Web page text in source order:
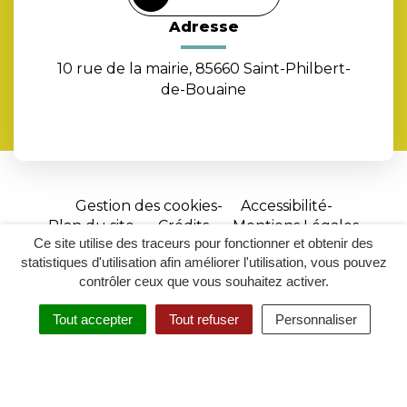
Ce site utilise des traceurs pour fonctionner et obtenir des
statistiques d'utilisation afin améliorer l'utilisation, vous pouvez
contrôler ceux que vous souhaitez activer.
Tout accepter Tout refuser Personnaliser
RECHERCHER
ACCESSIBILITÉ
Adresse
10 rue de la mairie, 85660 Saint-Philbert-
de-Bouaine
Gestion des cookies
Accessibilité
Plan du site
Crédits
Mentions Légales
Site
réalisé
par
Inovagora